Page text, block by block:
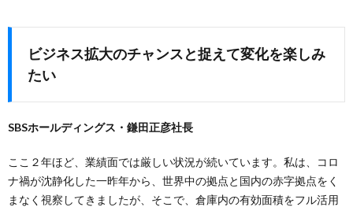
ビジネス拡大のチャンスと捉えて変化を楽しみ
たい
SBSホールディングス・鎌田正彦社長
ここ２年ほど、業績面では厳しい状況が続いています。私は、コロ
ナ禍が沈静化した一昨年から、世界中の拠点と国内の赤字拠点をく
まなく視察してきましたが、そこで、倉庫内の有効面積をフル活用